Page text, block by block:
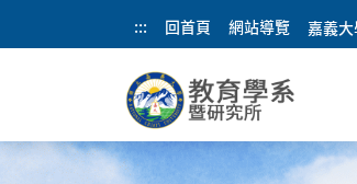
::: 回首頁 網站導覽 嘉義